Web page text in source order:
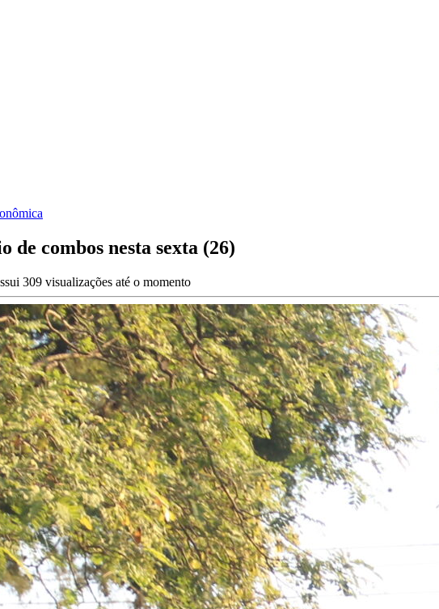
combos nesta sexta (26)
309 visualizações até o momento